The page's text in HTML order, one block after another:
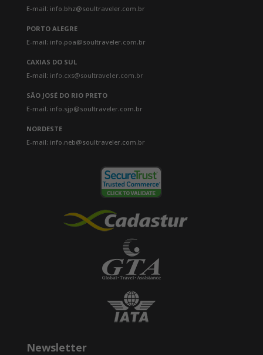
E-mail: info.bhz@soultraveler.com.br
PORTO ALEGRE
E-mail: info.poa@soultraveler.com.br
CAXIAS DO SUL
E-mail: info.cxs@soultraveler.com.br
SÃO JOSÉ DO RIO PRETO
E-mail: info.sjp@soultraveler.com.br
NORDESTE
E-mail: info.neb@soultraveler.com.br
Newsletter